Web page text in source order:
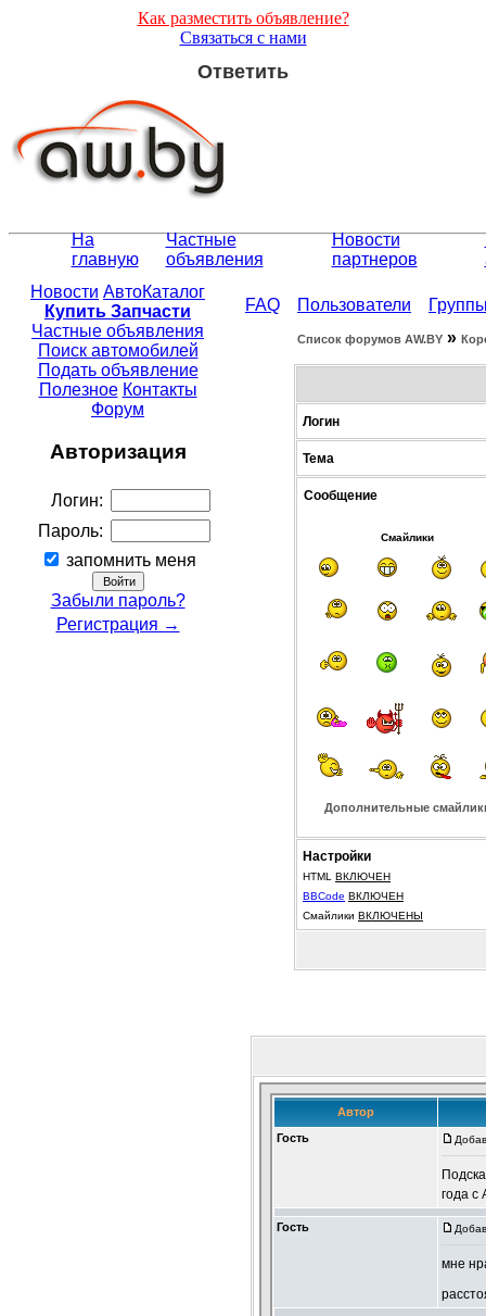
Как разместить объявление?
Связаться с нами
Ответить
На
главную
Частные
объявления
Новости
партнеров
Новости АвтоКаталог
Купить Запчасти
Частные объявления
Поиск автомобилей
Подать объявление
Полезное Контакты
Форум
Авторизация
Логин:
Пароль:
запомнить меня
Забыли пароль?
Регистрация →
FAQ Пользователи
Список форумов АW.BY »
Логин
Тема
Сообщение
Смайлики
Дополнительные
Настройки
HTML ВКЛЮЧЕН
BBCode ВКЛЮЧЕН
Смайлики ВКЛЮЧЕНЫ